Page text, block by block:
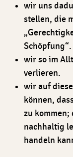
wir uns
stellen, die
Schöpfung“.
wir so im
verlieren.
wir auf
können,
zu kommen;
nachhaltig
handeln